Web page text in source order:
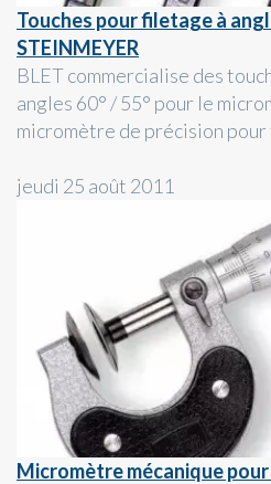
Touches pour filetage à
STEINMEYER
BLET commercialise des
angles 60° / 55° pour le
micromètre de précision
jeudi 25 août 2011
Micromètre mécanique